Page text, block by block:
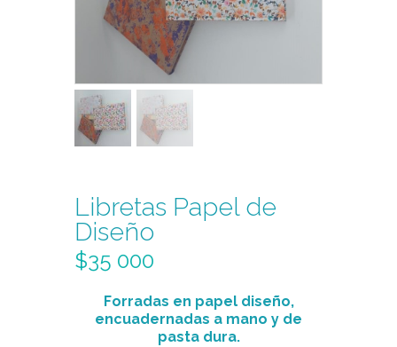
Libretas Papel de
Diseño
$35 000
Forradas en papel diseño,
encuadernadas a mano y de
pasta dura.